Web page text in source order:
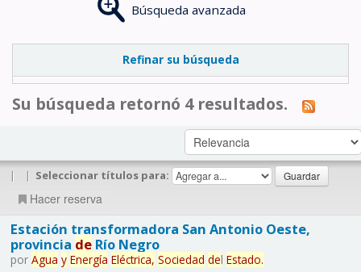
Búsqueda avanzada
Refinar su búsqueda
Su búsqueda retornó 4 resultados.
| | Seleccionar títulos para:
Hacer reserva
Estación transformadora San Antonio Oeste,
provincia deRío Negro
por Agua y Energía Eléctrica, Sociedad del Estado.